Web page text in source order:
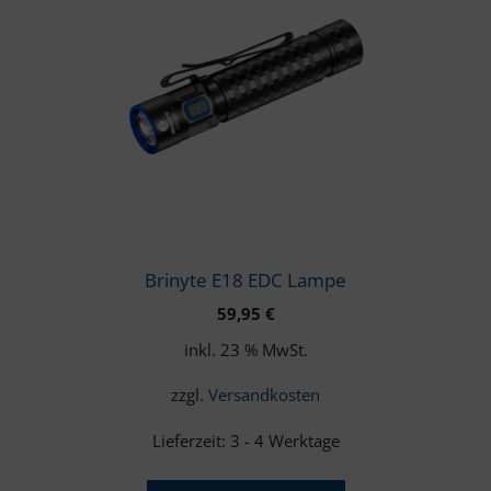
Brinyte E18 EDC Lampe
59,95 €
inkl. 23 % MwSt.
zzgl. Versandkosten
Lieferzeit: 3 - 4 Werktage